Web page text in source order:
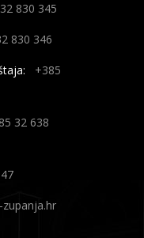
830 345
830 346
+385
32 638